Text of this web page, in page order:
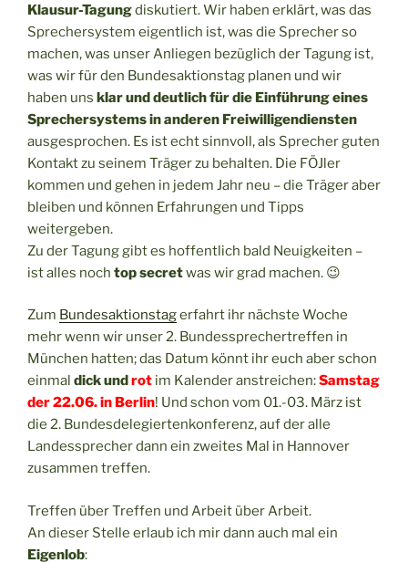
Klausur-Tagungdiskutiert. Wir haben erklärt, was das
Sprechersystem eigentlich ist, was die Sprecher so
machen, was unser Anliegen bezüglich der Tagung ist,
was wir für den Bundesaktionstag planen und wir
haben uns klar und deutlich für die Einführung eines
Sprechersystems in anderen Freiwilligendiensten
ausgesprochen. Es ist echt sinnvoll, als Sprecher guten
Kontakt zu seinem Träger zu behalten. Die FÖJler
kommen und gehen in jedem Jahr neu – die Träger aber
bleiben und können Erfahrungen und Tipps
weitergeben.
Zu der Tagung gibt es hoffentlich bald Neuigkeiten –
ist alles noch top secretwas wir grad machen. 😉
Zum Bundesaktionstagerfahrt ihr nächste Woche
mehr wenn wir unser 2. Bundessprechertreffen in
München hatten; das Datum könnt ihr euch aber schon
einmal dick und rot im Kalender anstreichen:Samstag
der 22.06. in Berlin! Und schon vom 01.-03. März ist
die 2. Bundesdelegiertenkonferenz, auf der alle
Landessprecher dann ein zweites Mal in Hannover
zusammen treffen.
Treffen über Treffen und Arbeit über Arbeit.
An dieser Stelle erlaub ich mir dann auch mal ein
Eigenlob: